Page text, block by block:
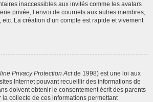
inaccessibles aux invités comme les avatars
privée, l’envoi de courriels aux autres membres,
etc. La création d’un compte est rapide et vivement
Privacy Protection Actde 1998) est une loi aux
Internet pouvant recueillir des informations de
doivent obtenir le consentement écrit des parents
la collecte de ces informations permettant